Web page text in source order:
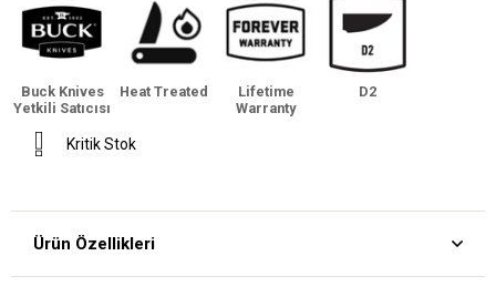
Buck Knives
Yetkili Satıcısı
Heat Treated
Lifetime
Warranty
D2
Kritik Stok
Ürün Özellikleri